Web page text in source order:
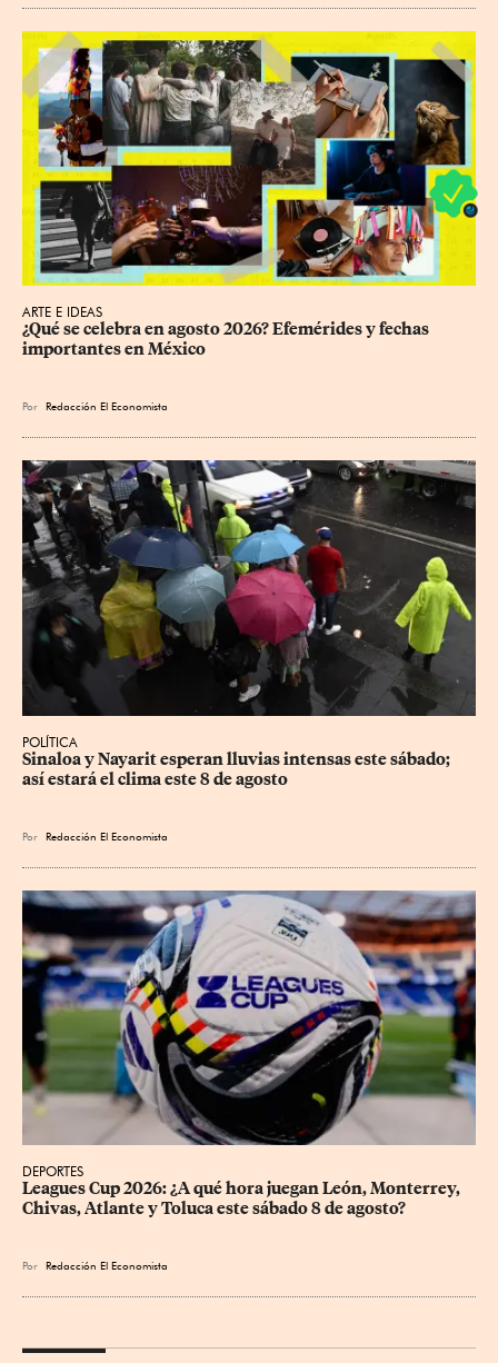
ARTE E IDEAS
¿Qué se celebra en agosto 2026? Efemérides y fechas
importantes en México
Por Redacción El Economista
POLÍTICA
Sinaloa y Nayarit esperan lluvias intensas este sábado;
así estará el clima este 8 de agosto
Por Redacción El Economista
DEPORTES
Leagues Cup 2026: ¿A qué hora juegan León, Monterrey,
Chivas, Atlante y Toluca este sábado 8 de agosto?
Por Redacción El Economista